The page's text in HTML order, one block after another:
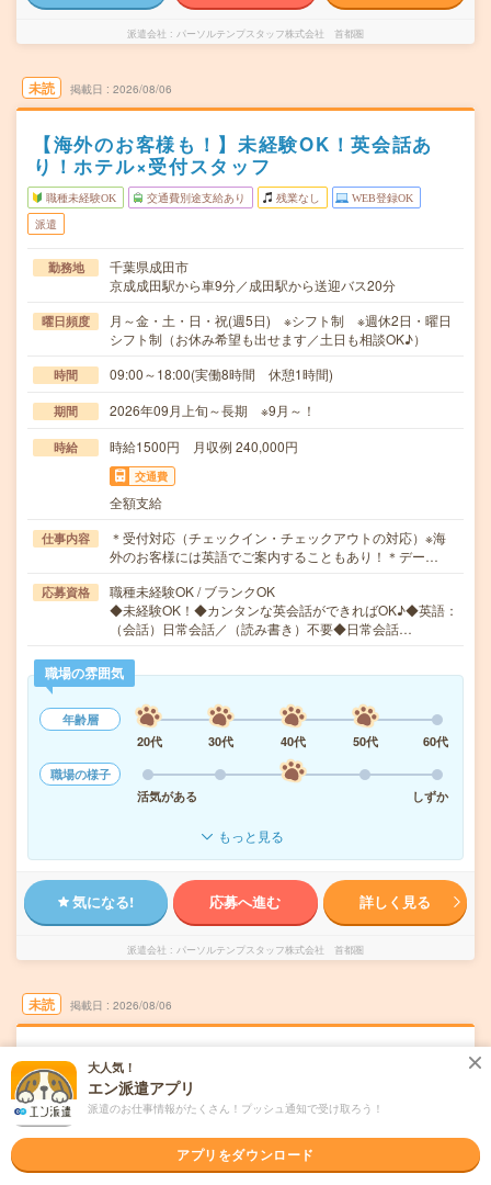
派遣会社 パーソルテンプスタッフ株式会社 首都圏
未読 掲載日 2026/08/06
【海外のお客様も！】未経験OK！英会話あ
り！ホテル×受付スタッフ
職種未経験OK 交通費別途支給あり 残業なし WEB登録OK
派遣
勤務地
千葉県成田市
京成成田駅から車9分／成田駅から送迎バス20分
曜日頻度
月～金・土・日・祝(週5日) ※シフト制 ※週休2日・曜日
シフト制（お休み希望も出せます／土日も相談OK♪）
時間 09:00～18:00(実働8時間 休憩1時間)
期間 2026年09月上旬～長期 ※9月～！
時給 時給1500円 月収例 240,000円
交通費
全額支給
仕事内容
＊受付対応（チェックイン・チェックアウトの対応）※海
外のお客様には英語でご案内することもあり！＊デー…
応募資格
職種未経験OK / ブランクOK
◆未経験OK！◆カンタンな英会話ができればOK♪◆英語：
（会話）日常会話／（読み書き）不要◆日常会話…
職場の雰囲気
年齢層
20代
30代 40代 50代
60代
職場の様子
活気がある
しずか
もっと見る
気になる! 応募へ進む 詳しく見る
派遣会社 パーソルテンプスタッフ株式会社 首都圏
未読 掲載日 2026/08/06
未経験OK！残業ほぼなし▼南船橋での窓口・
ショールーム・カウンター受付
職種未経験OK 交通費別途支給あり WEB登録OK 派遣
千葉県船橋市
南船橋駅から徒歩7分／船橋競馬場駅からバス5分
大人気！
エン派遣アプリ
派遣のお仕事情報がたくさん！プッシュ通知で受け取ろう！
アプリをダウンロード